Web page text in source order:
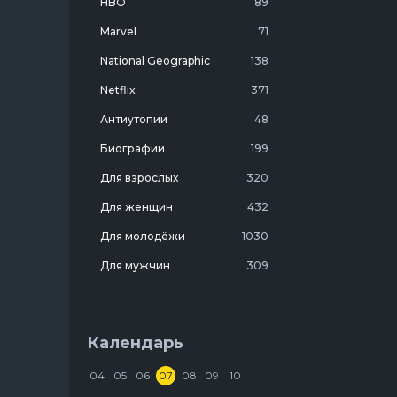
Marvel 71
National Geographic 138
Netflix 371
Антиутопии 48
Биографии 199
Для взрослых 320
Для женщин 432
Для молодёжи 1030
Для мужчин 309
Мотивирующие
На реальных событиях
Календарь
04 05 06 07 08 09 10